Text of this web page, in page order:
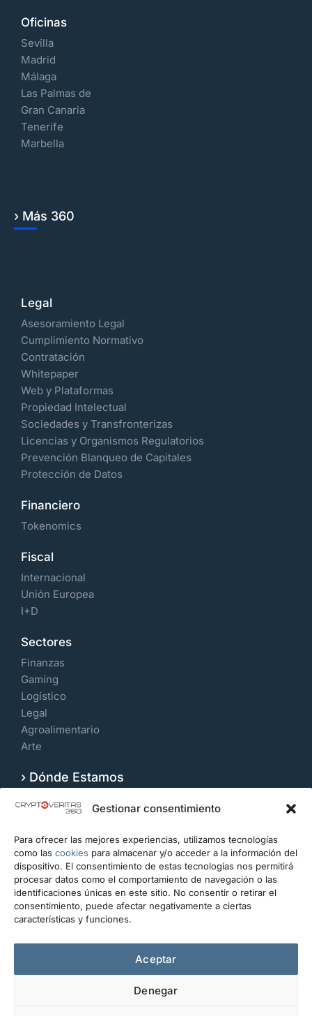
Gestionar consentimiento
Para ofrecer las mejores experiencias, utilizamos tecnologías
como las cookies para almacenar y/o acceder a la información del
dispositivo. El consentimiento de estas tecnologías nos permitirá
procesar datos como el comportamiento de navegación o las
identificaciones únicas en este sitio. No consentir o retirar el
consentimiento, puede afectar negativamente a ciertas
características y funciones.
Aceptar
Denegar
Oficinas
Sevilla
Madrid
Málaga
Las Palmas de
Gran Canaria
Tenerife
Marbella
› Más 360
Legal
Asesoramiento Legal
Cumplimiento Normativo
Contratación
Whitepaper
Web y Plataformas
Propiedad Intelectual
Sociedades y Transfronterizas
Licencias y Organismos Regulatorios
Prevención Blanqueo de Capitales
Protección de Datos
Financiero
Tokenomics
Fiscal
Internacional
Unión Europea
I+D
Sectores
Finanzas
Gaming
Logístico
Legal
Agroalimentario
Arte
› Dónde Estamos
Velázquez 109, 7º Izquierda. 28006, Madrid.
CONTACTO
info@cryptoveritas360.com
+34 919 993 434